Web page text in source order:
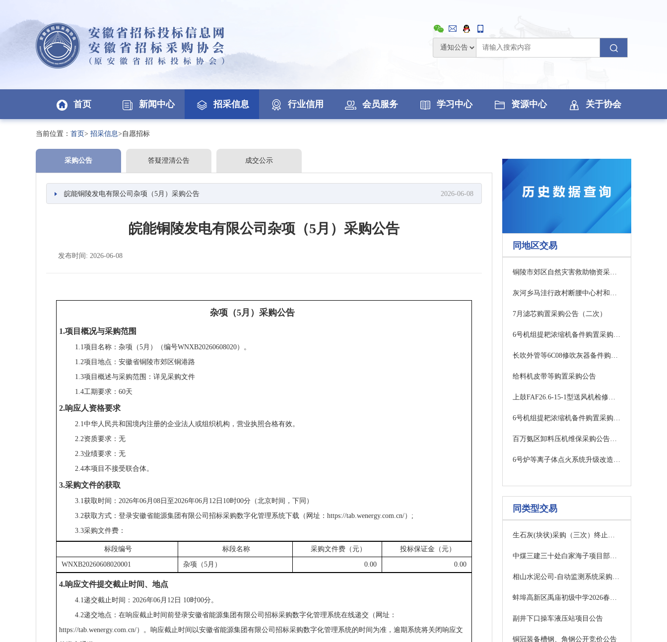
首页 新闻中心 招采信息 行业信用 会员服务 学习中心 资源中心 关于协会
当前位置： 首页> 招采信息>自愿招标
采购公告 答疑澄清公告 成交公示
皖能铜陵发电有限公司杂项（5月）采购公告 2026-06-08
皖能铜陵发电有限公司杂项（5月）采购公告
发布时间: 2026-06-08
杂项（5月）采购公告
1.项目概况与采购范围
1.1项目名称：杂项（5月）（编号WNXB20260608020）。
1.2项目地点：安徽省铜陵市郊区铜港路
1.3项目概述与采购范围：详见采购文件
1.4工期要求：60天
2.响应人资格要求
2.1中华人民共和国境内注册的企业法人或组织机构，营业执照合格有效。
2.2资质要求：无
2.3业绩要求：无
2.4本项目不接受联合体。
3.采购文件的获取
3.1获取时间：2026年06月08日至2026年06月12日10时00分（北京时间，下同）
3.2获取方式：登录安徽省能源集团有限公司招标采购数字化管理系统下载（网址：https://tab.wenergy.com.cn/）;
3.3采购文件费：
标段编号 标段名称 采购文件费（元） 投标保证金（元）
WNXB20260608020001 杂项（5月） 0.00 0.00
4.响应文件提交截止时间、地点
4.1递交截止时间：2026年06月12日 10时00分。
4.2递交地点：在响应截止时间前登录安徽省能源集团有限公司招标采购数字化管理系统在线递交（网址：
https://tab.wenergy.com.cn/）。响应截止时间以安徽省能源集团有限公司招标采购数字化管理系统的时间为准，逾期系统将关闭响应文
同地区交易
铜陵市郊区自然灾害救助物资采购项目竞争性磋商公告
灰河乡马洼行政村断腰中心村和美乡村建设项目-停车位及道路建设、环境提升等项目中标公示
7月滤芯购置采购公告（二次）
6号机组提耙浓缩机备件购置采购公告
长吹外管等6C08修吹灰器备件购置采购公告
给料机皮带等购置采购公告
上鼓FAF26.6-15-1型送风机检修备品备件购置采购公告
6号机组提耙浓缩机备件购置采购公告
百万氨区卸料压机维保采购公告（二次）
6号炉等离子体点火系统升级改造采购公告（三次）
同类型交易
生石灰(块状)采购（三次）终止公告
中煤三建三十处白家海子项目部工矿配件询比采购任务中标公示公告(一次)
相山水泥公司-自动监测系统采购（淮北相山水泥有限责任公司）结果公示(水泥公司设备保全部)
蚌埠高新区禹庙初级中学2026春秋季工会冲锋衣采购项目更正公告
副井下口操车液压站项目公告
铜冠装备槽钢、角钢公开竞价公告